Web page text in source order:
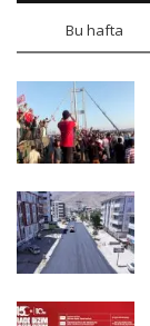
Bu hafta